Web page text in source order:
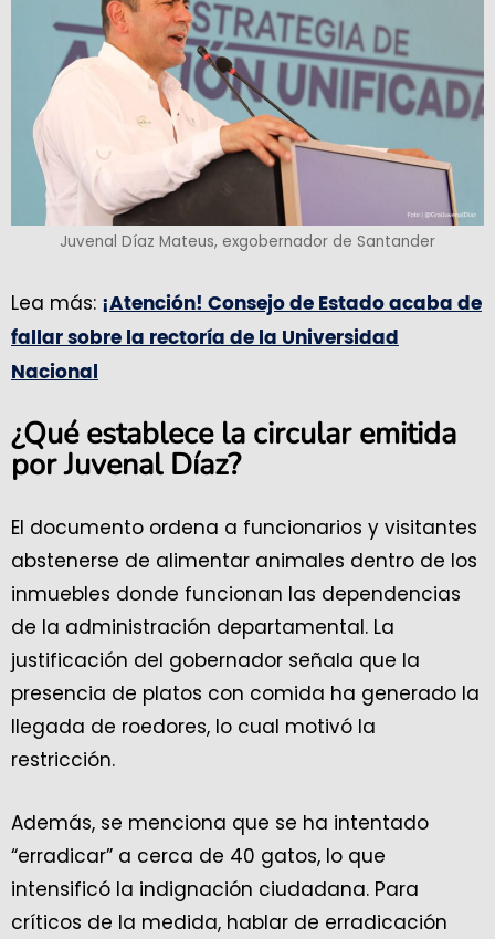
Juvenal Díaz Mateus, exgobernador de Santander
Lea más: ¡Atención! Consejo de Estado acaba de
fallar sobre la rectoría de la Universidad
Nacional
¿Qué establece la circular emitida
por Juvenal Díaz?
El documento ordena a funcionarios y visitantes
abstenerse de alimentar animales dentro de los
inmuebles donde funcionan las dependencias
de la administración departamental. La
justificación del gobernador señala que la
presencia de platos con comida ha generado la
llegada de roedores, lo cual motivó la
restricción.
Además, se menciona que se ha intentado
“erradicar” a cerca de 40 gatos, lo que
intensificó la indignación ciudadana. Para
críticos de la medida, hablar de erradicación